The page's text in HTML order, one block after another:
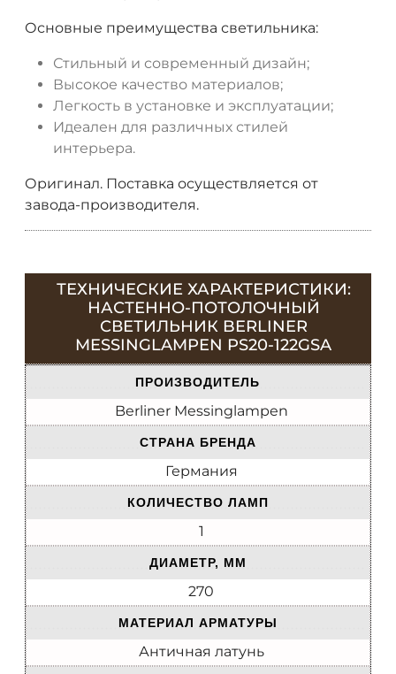
Основные преимущества светильника:
Стильный и современный дизайн;
Высокое качество материалов;
Легкость в установке и эксплуатации;
Идеален для различных стилей
интерьера.
Оригинал. Поставка осуществляется от
завода-производителя.
ТЕХНИЧЕСКИЕ ХАРАКТЕРИСТИКИ:
НАСТЕННО-ПОТОЛОЧНЫЙ
СВЕТИЛЬНИК BERLINER
MESSINGLAMPEN PS20-122GSA
ПРОИЗВОДИТЕЛЬ
Berliner Messinglampen
СТРАНА БРЕНДА
Германия
КОЛИЧЕСТВО ЛАМП
1
ДИАМЕТР, ММ
270
МАТЕРИАЛ АРМАТУРЫ
Античная латунь